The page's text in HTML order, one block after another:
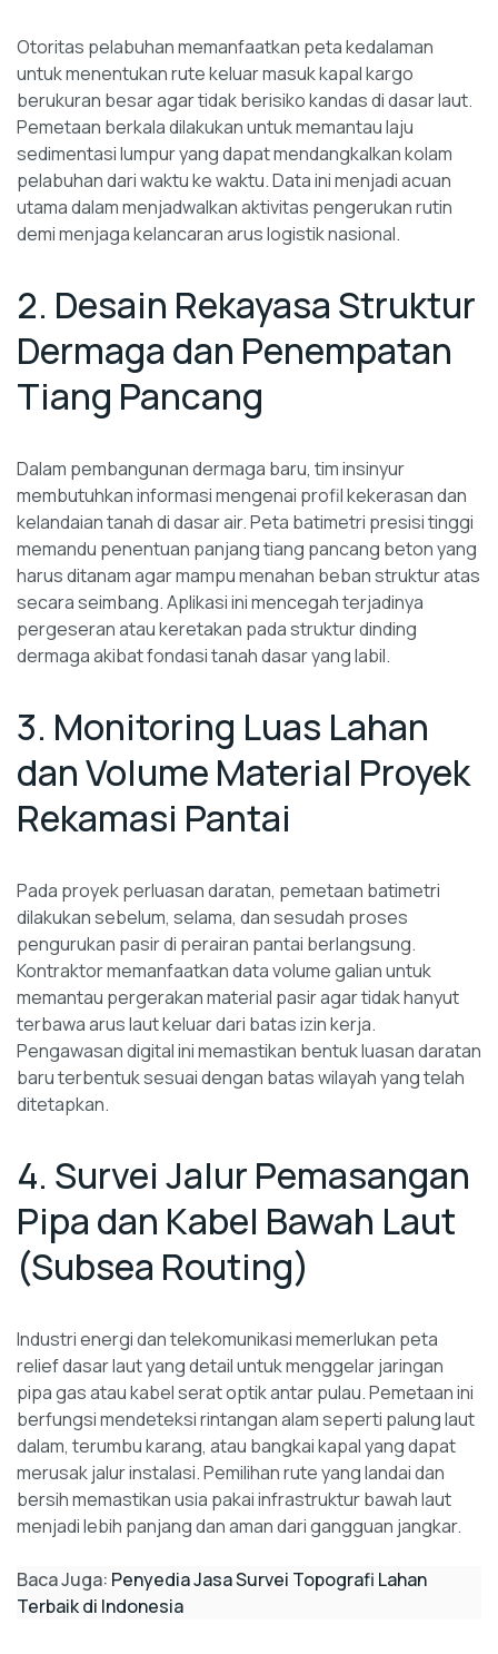
Otoritas pelabuhan memanfaatkan peta kedalaman
untuk menentukan rute keluar masuk kapal kargo
berukuran besar agar tidak berisiko kandas di dasar laut.
Pemetaan berkala dilakukan untuk memantau laju
sedimentasi lumpur yang dapat mendangkalkan kolam
pelabuhan dari waktu ke waktu. Data ini menjadi acuan
utama dalam menjadwalkan aktivitas pengerukan rutin
demi menjaga kelancaran arus logistik nasional.
2. Desain Rekayasa Struktur
Dermaga dan Penempatan
Tiang Pancang
Dalam pembangunan dermaga baru, tim insinyur
membutuhkan informasi mengenai profil kekerasan dan
kelandaian tanah di dasar air. Peta batimetri presisi tinggi
memandu penentuan panjang tiang pancang beton yang
harus ditanam agar mampu menahan beban struktur atas
secara seimbang. Aplikasi ini mencegah terjadinya
pergeseran atau keretakan pada struktur dinding
dermaga akibat fondasi tanah dasar yang labil.
3. Monitoring Luas Lahan
dan Volume Material Proyek
Rekamasi Pantai
Pada proyek perluasan daratan, pemetaan batimetri
dilakukan sebelum, selama, dan sesudah proses
pengurukan pasir di perairan pantai berlangsung.
Kontraktor memanfaatkan data volume galian untuk
memantau pergerakan material pasir agar tidak hanyut
terbawa arus laut keluar dari batas izin kerja.
Pengawasan digital ini memastikan bentuk luasan daratan
baru terbentuk sesuai dengan batas wilayah yang telah
ditetapkan.
4. Survei Jalur Pemasangan
Pipa dan Kabel Bawah Laut
(Subsea Routing)
Industri energi dan telekomunikasi memerlukan peta
relief dasar laut yang detail untuk menggelar jaringan
pipa gas atau kabel serat optik antar pulau. Pemetaan ini
berfungsi mendeteksi rintangan alam seperti palung laut
dalam, terumbu karang, atau bangkai kapal yang dapat
merusak jalur instalasi. Pemilihan rute yang landai dan
bersih memastikan usia pakai infrastruktur bawah laut
menjadi lebih panjang dan aman dari gangguan jangkar.
Baca Juga: Penyedia Jasa Survei Topografi Lahan
Terbaik di Indonesia